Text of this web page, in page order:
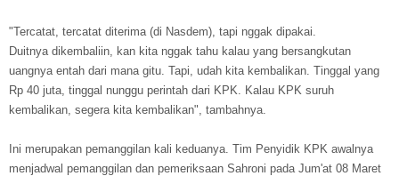
"Tercatat, tercatat diterima (di Nasdem), tapi nggak dipakai.
Duitnya dikembaliin, kan kita nggak tahu kalau yang bersangkutan
uangnya entah dari mana gitu. Tapi, udah kita kembalikan. Tinggal yang
Rp 40 juta, tinggal nunggu perintah dari KPK. Kalau KPK suruh
kembalikan, segera kita kembalikan", tambahnya.
Ini merupakan pemanggilan kali keduanya. Tim Penyidik KPK awalnya
menjadwal pemanggilan dan pemeriksaan Sahroni pada Jum'at 08 Maret